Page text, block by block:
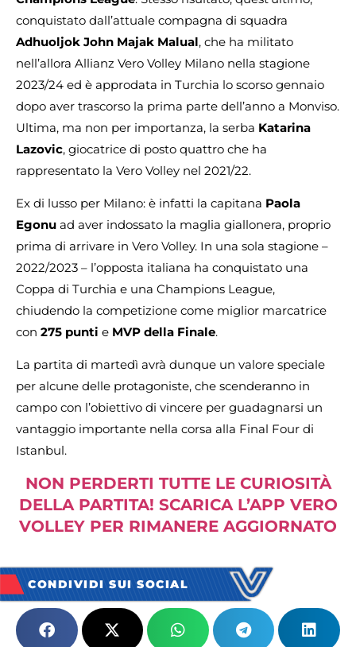
conquistato dall’attuale compagna di squadra
Adhuoljok John Majak Malual, che ha militato
nell’allora Allianz Vero Volley Milano nella stagione
2023/24 ed è approdata in Turchia lo scorso gennaio
dopo aver trascorso la prima parte dell’anno a Monviso.
Ultima, ma non per importanza, la serba Katarina
Lazovic, giocatrice di posto quattro che ha
rappresentato la Vero Volley nel 2021/22.
Ex di lusso per Milano: è infatti la capitana Paola
Egonu ad aver indossato la maglia giallonera, proprio
prima di arrivare in Vero Volley. In una sola stagione –
2022/2023 – l’opposta italiana ha conquistato una
Coppa di Turchia e una Champions League,
chiudendo la competizione come miglior marcatrice
con 275 punti e MVP della Finale.
La partita di martedì avrà dunque un valore speciale
per alcune delle protagoniste, che scenderanno in
campo con l’obiettivo di vincere per guadagnarsi un
vantaggio importante nella corsa alla Final Four di
Istanbul.
NON PERDERTI TUTTE LE CURIOSITÀ
DELLA PARTITA! SCARICA L’APP VERO
VOLLEY PER RIMANERE AGGIORNATO
CONDIVIDI SUI SOCIAL